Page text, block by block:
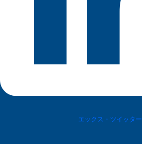
エックス・ツイッター